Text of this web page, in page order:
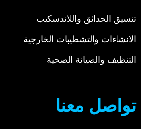
تنسيق الحدائق واللاندسكيب
الانشاءات والتشطيبات الخارجية
التنظيف والصيانة الصحية
تواصل معنا